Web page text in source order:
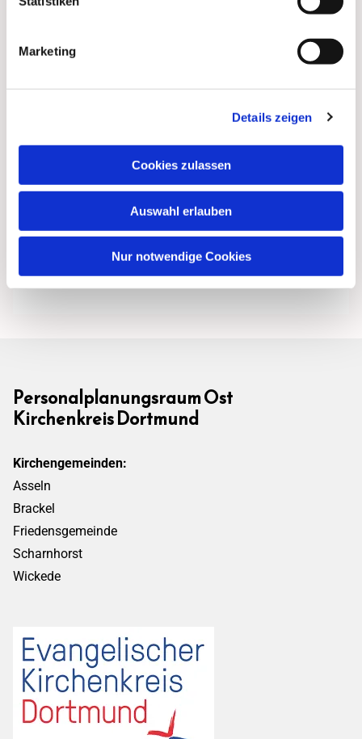
Marketing
Details zeigen
Cookies zulassen
Auswahl erlauben
Nur notwendige Cookies
Personalplanungsraum Ost
Kirchenkreis Dortmund
Kirchengemeinden:
Asseln
Brackel
Friedensgemeinde
Scharnhorst
Wickede